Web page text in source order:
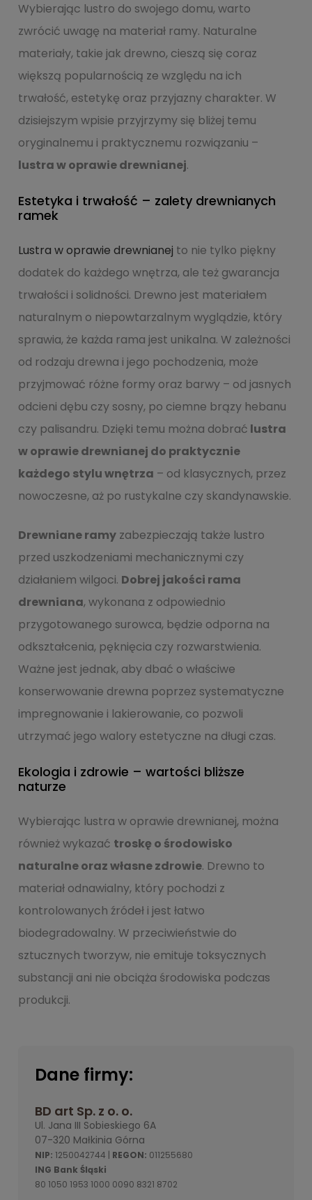
Wybierając lustro do swojego domu, warto
zwrócić uwagę na materiał ramy. Naturalne
materiały, takie jak drewno, cieszą się coraz
większą popularnością ze względu na ich
trwałość, estetykę oraz przyjazny charakter. W
dzisiejszym wpisie przyjrzymy się bliżej temu
oryginalnemu i praktycznemu rozwiązaniu –
lustra w oprawie drewnianej.
Estetyka i trwałość – zalety drewnianych
ramek
Lustra w oprawie drewnianej to nie tylko piękny
dodatek do każdego wnętrza, ale też gwarancja
trwałości i solidności. Drewno jest materiałem
naturalnym o niepowtarzalnym wyglądzie, który
sprawia, że każda rama jest unikalna. W zależności
od rodzaju drewna i jego pochodzenia, może
przyjmować różne formy oraz barwy – od jasnych
odcieni dębu czy sosny, po ciemne brązy hebanu
czy palisandru. Dzięki temu można dobrać lustra
w oprawie drewnianej do praktycznie
każdego stylu wnętrza – od klasycznych, przez
nowoczesne, aż po rustykalne czy skandynawskie.
Drewniane ramy zabezpieczają także lustro
przed uszkodzeniami mechanicznymi czy
działaniem wilgoci. Dobrej jakości rama
drewniana, wykonana z odpowiednio
przygotowanego surowca, będzie odporna na
odkształcenia, pęknięcia czy rozwarstwienia.
Ważne jest jednak, aby dbać o właściwe
konserwowanie drewna poprzez systematyczne
impregnowanie i lakierowanie, co pozwoli
utrzymać jego walory estetyczne na długi czas.
Ekologia i zdrowie – wartości bliższe
naturze
Wybierając lustra w oprawie drewnianej, można
również wykazać troskę o środowisko
naturalne oraz własne zdrowie. Drewno to
materiał odnawialny, który pochodzi z
kontrolowanych źródeł i jest łatwo
biodegradowalny. W przeciwieństwie do
sztucznych tworzyw, nie emituje toksycznych
substancji ani nie obciąża środowiska podczas
produkcji.
Dane firmy:
BD art Sp. z o. o.
Ul. Jana III Sobieskiego 6A
07-320 Małkinia Górna
NIP: 1250042744 | REGON: 011255680
ING Bank Śląski
80 1050 1953 1000 0090 8321 8702